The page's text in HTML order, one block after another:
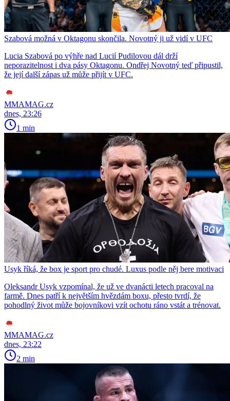
Szabová možná v Oktagonu skončila. Novotný ji už vidí v UFC
Lucia Szabová po výhře nad Lucií Pudilovou dál drží
neporazitelnost i dva pásy Oktagonu. Ondřej Novotný teď připustil,
že její další zápas už může přijít v UFC.
MMAMAG.cz
dnes, 23:26
1 min
Usyk říká, že box je sport pro chudé. Luxus podle něj bere motivaci
Oleksandr Usyk vzpomínal, že už ve dvanácti letech pracoval na
farmě. Dnes patří k největším hvězdám boxu, přesto tvrdí, že
pohodlný život může bojovníkovi vzít ochotu ráno vstát a trénovat.
MMAMAG.cz
dnes, 23:22
2 min